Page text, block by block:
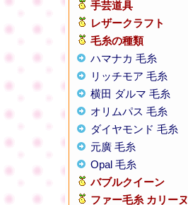
手芸道具
レザークラフト
毛糸の種類
ハマナカ 毛糸
リッチモア 毛糸
横田 ダルマ 毛糸
オリムパス 毛糸
ダイヤモンド 毛糸
元廣 毛糸
Opal 毛糸
バブルクイーン
ファー毛糸 カリーヌ